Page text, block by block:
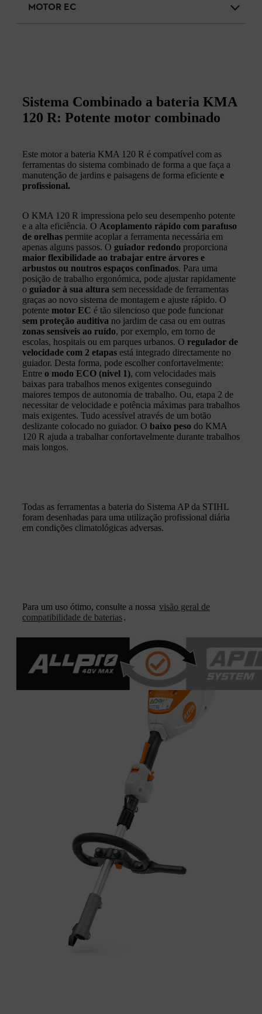
MOTOR EC
Sistema Combinado a bateria KMA
120 R: Potente motor combinado
Este motor a bateria KMA 120 R é compatível com as
ferramentas do sistema combinado de forma a que faça a
manutenção de jardins e paisagens de forma eficiente e
profissional.
O KMA 120 R impressiona pelo seu desempenho potente
e a alta eficiência. O Acoplamento rápido com parafuso
de orelhas permite acoplar a ferramenta necessária em
apenas alguns passos. O guiador redondo proporciona
maior flexibilidade ao trabajar entre árvores e
arbustos ou noutros espaços confinados. Para uma
posição de trabalho ergonómica, pode ajustar rapidamente
o guiador à sua altura sem necessidade de ferramentas
graças ao novo sistema de montagem e ajuste rápido. O
potente motor EC é tão silencioso que pode funcionar
sem proteção auditiva no jardim de casa ou em outras
zonas sensíveis ao ruído, por exemplo, em torno de
escolas, hospitais ou em parques urbanos. O regulador de
velocidade com 2 etapas está integrado directamente no
guiador. Desta forma, pode escolher confortavelmente:
Entre o modo ECO (nivel 1), com velocidades mais
baixas para trabalhos menos exigentes conseguindo
maiores tempos de autonomia de trabalho. Ou, etapa 2 de
necessitar de velocidade e potência máximas para trabalhos
mais exigentes. Tudo acessível através de um botão
deslizante colocado no guiador. O baixo peso do KMA
120 R ajuda a trabalhar confortavelmente durante trabalhos
mais longos.
Todas as ferramentas a bateria do Sistema AP da STIHL
foram desenhadas para uma utilização profissional diária
em condições climatológicas adversas.
Para um uso ótimo, consulte a nossa visão geral de
compatibilidade de baterias.